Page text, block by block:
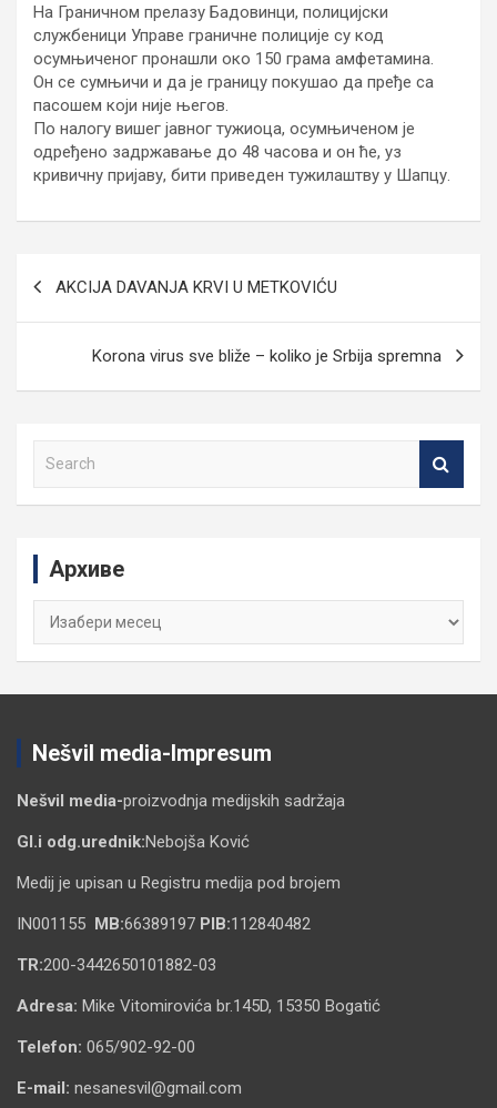
На Граничном прелазу Бадовинци, полицијски
службеници Управе граничне полиције су код
осумњиченог пронашли око 150 грама амфетамина.
Oн се сумњичи и да је границу покушао да пређе са
пасошем који није његов.
По налогу вишег јавног тужиоца, осумњиченом је
одређено задржавање до 48 часова и он ће, уз
кривичну пријаву, бити приведен тужилаштву у Шапцу.
AKCIJA DAVANJA KRVI U METKOVIĆU
Korona virus sve bliže – koliko je Srbija spremna
Архиве
Архиве
Nešvil media-Impresum
Nešvil media-proizvodnja medijskih sadržaja
Gl.i odg.urednik:Nebojša Ković
Medij je upisan u Registru medija pod brojem
IN001155 MB:66389197 PIB:112840482
TR:200-3442650101882-03
Adresa: Mike Vitomirovića br.145D, 15350 Bogatić
Telefon: 065/902-92-00
E-mail: nesanesvil@gmail.com